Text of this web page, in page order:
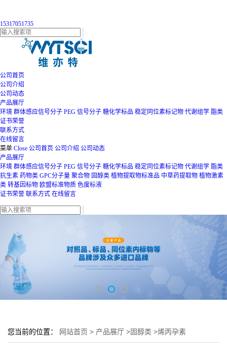
15317051735
公司首页
公司介绍
公司动态
产品展厅
环境 群体感应信号分子 PEG 信号分子 糖化学标品 稳定同位素标记物 代谢组学 脂类
证书荣誉
联系方式
在线留言
菜单 Close 公司首页 公司介绍 公司动态
产品展厅
环境 群体感应信号分子 PEG 信号分子 糖化学标品 稳定同位素标记物 代谢组学 脂类
抗生素 药物类 GPC分子量 聚合物 固醇类 植物提取物标准品 中草药提取物 植物激素
类 转基因标物 欧盟标准物质 色度标液
证书荣誉 联系方式 在线留言
您当前的位置： 网站首页 > 产品展厅 > 固醇类 >烯丙孕素